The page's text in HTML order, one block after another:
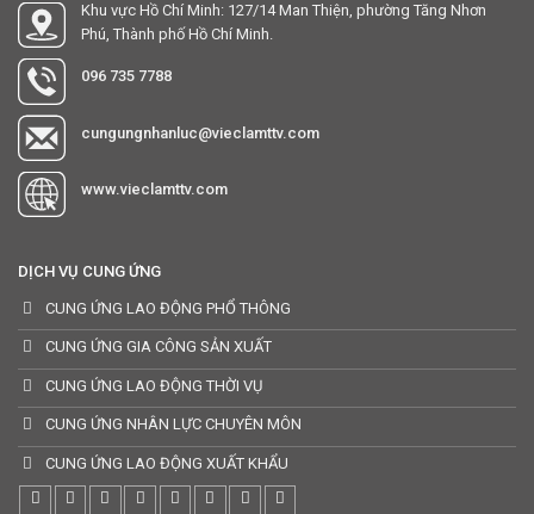
Khu vực Hồ Chí Minh: 127/14 Man Thiện, phường Tăng Nhơn
Phú, Thành phố Hồ Chí Minh.
096 735 7788
cungungnhanluc@vieclamttv.com
www.vieclamttv.com
DỊCH VỤ CUNG ỨNG
CUNG ỨNG LAO ĐỘNG PHỔ THÔNG
CUNG ỨNG GIA CÔNG SẢN XUẤT
CUNG ỨNG LAO ĐỘNG THỜI VỤ
CUNG ỨNG NHÂN LỰC CHUYÊN MÔN
CUNG ỨNG LAO ĐỘNG XUẤT KHẨU